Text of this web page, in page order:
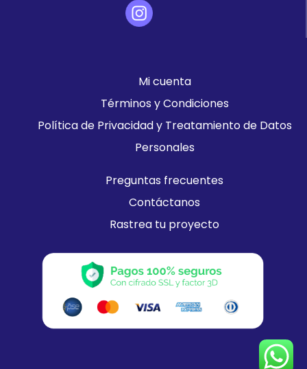
Mi cuenta
Términos y Condiciones
Política de Privacidad y Treatamiento de Datos
Personales
Preguntas frecuentes
Contáctanos
Rastrea tu proyecto